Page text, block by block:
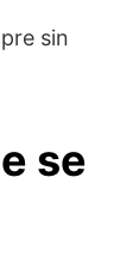
sin
se